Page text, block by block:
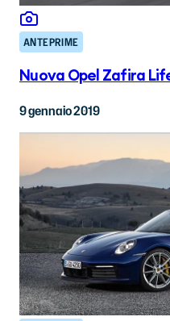
ANTEPRIME
Nuova Opel Zafira
9 gennaio 2019